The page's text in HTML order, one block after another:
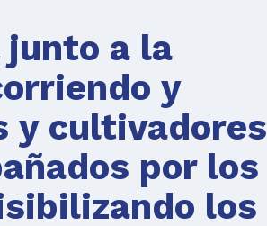
junto a la
y
y cultivadores
por los
los